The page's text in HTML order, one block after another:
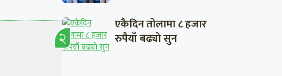
एकैदिन तोलामा ८ हजार
रुपैयाँ बढ्यो सुन